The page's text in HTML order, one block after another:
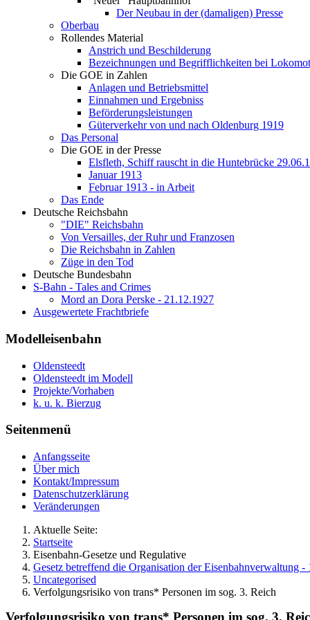
Der Neubau in der (damaligen) Presse
Oberbau
Rollendes Material
Anstrich und Beschilderung
Bezeichnungen und Begrifflichkeiten bei
Die GOE in Zahlen
Anlagen und Betriebsmittel
Einnahmen und Ergebniss
Beförderungsleistungen
Güterverkehr von und nach Oldenburg 1919
Das Personal
Die GOE in der Presse
Elsfleth, Schiff rauscht in die Huntebrücke
Januar 1913
Februar 1913 - in Arbeit
Das Ende
Deutsche Reichsbahn
"DIE" Reichsbahn
Von Versailles, der Ruhr und Franzosen
Die Reichsbahn in Zahlen
Züge in den Tod
Deutsche Bundesbahn
S-Bahn - Tales and Crimes
Mord an Dora Perske - 21.12.1927
Ausgewertete Frachtbriefe
Modelleisenbahn
Oldensteedt
Oldensteedt im Modell
Projekte/Vorhaben
k. u. k. Bierzug
Seitenmenü
Anfangsseite
Über mich
Kontakt/Impressum
Datenschutzerklärung
Veränderungen
Aktuelle Seite:
Startseite
Eisenbahn-Gesetze und Regulative
Gesetz betreffend die Organisation der Eisenbahnverwaltung -
Uncategorised
Verfolgungsrisiko von trans* Personen im sog. 3. Reich
Verfolgungsrisiko von trans* Personen im sog. 3.